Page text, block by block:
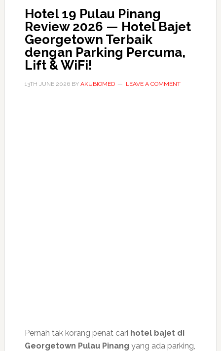
Hotel 19 Pulau Pinang
Review 2026 — Hotel Bajet
Georgetown Terbaik
dengan Parking Percuma,
Lift & WiFi!
13TH JUNE 2026BY AKUBIOMED LEAVE A COMMENT
Pernah tak korang penat cari hotel bajet di
Georgetown Pulau Pinang yang ada parking,